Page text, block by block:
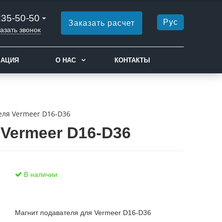
50-50
звонок
Заказать расчет Рус
О НАС КОНТАКТЫ
Vermeer D16-D36
D16-D36
В наличии
Магнит подавателя для Vermeer D16-D36